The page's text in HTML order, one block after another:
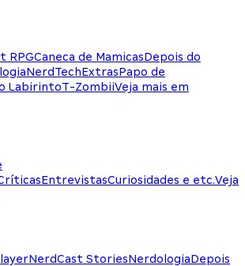
RPGCaneca de MamicasDepois do
NerdTechExtrasPapo de
LabirintoT-ZombiiVeja mais em
EntrevistasCuriosidades e etc.Veja
NerdCast StoriesNerdologiaDepois